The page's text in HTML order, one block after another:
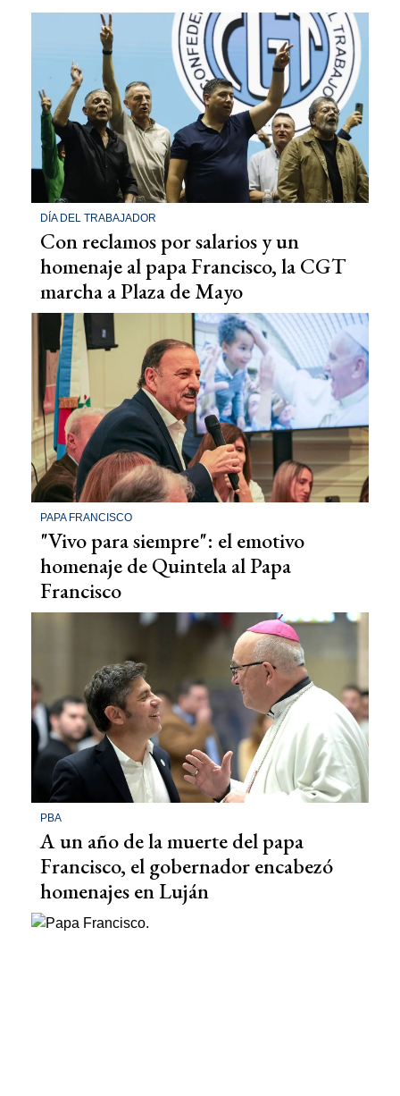
DÍA DEL TRABAJADOR
Con reclamos por salarios y un
homenaje al papa Francisco, la CGT
marcha a Plaza de Mayo
PAPA FRANCISCO
"Vivo para siempre": el emotivo
homenaje de Quintela al Papa
Francisco
PBA
A un año de la muerte del papa
Francisco, el gobernador encabezó
homenajes en Luján